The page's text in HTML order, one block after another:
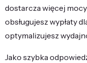
dostarcza więcej
obsługujesz wypłaty
optymalizujesz
Jako szybka